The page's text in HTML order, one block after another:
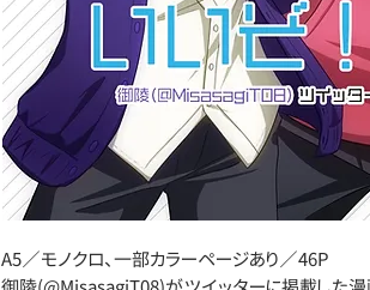
A5／モノクロ、一部カラーページあり／46P